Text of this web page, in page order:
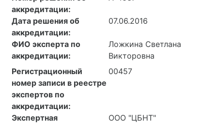
аккредитации:
Дата решения об
аккредитации:
07.06.2016
ФИО эксперта по
аккредитации:
Ложкина Светлана
Викторовна
Регистрационный
номер записи в реестре
экспертов по
аккредитации:
00457
Экспертная
ООО "ЦБНТ"